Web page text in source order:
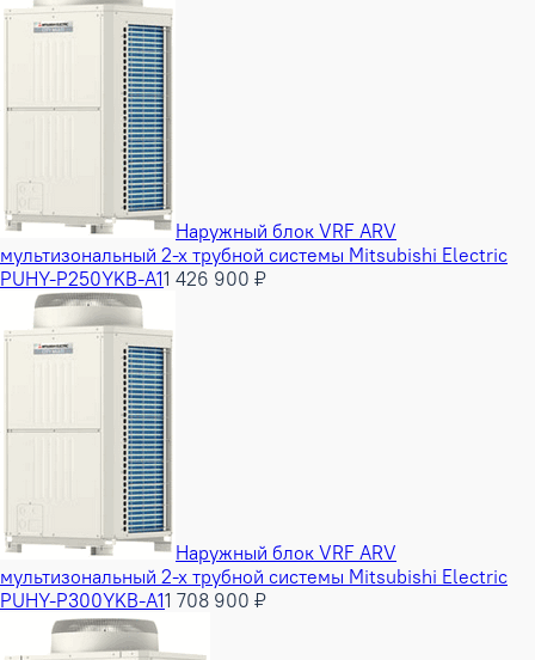
Наружный блок VRF ARV
мультизональный 2-х трубной системы Mitsubishi Electric
PUHY-P250YKB-A11 426 900 ₽
Наружный блок VRF ARV
мультизональный 2-х трубной системы Mitsubishi Electric
PUHY-P300YKB-A11 708 900 ₽